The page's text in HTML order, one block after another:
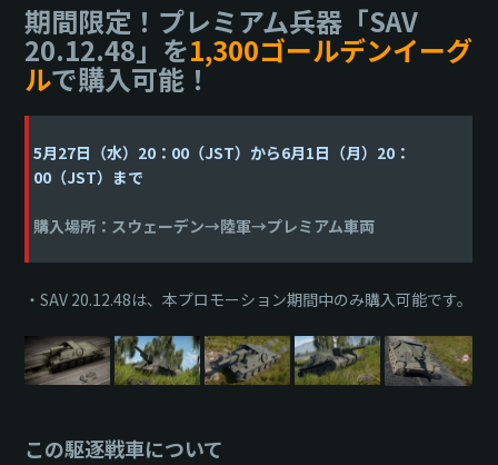
期間限定！プレミアム兵器「SAV
20.12.48」を1,300ゴールデンイーグ
ルで購入可能！
5月27日（水）20：00（JST）から6月1日（月）20：
00（JST）まで
購入場所：スウェーデン→陸軍→プレミアム車両
・SAV 20.12.48は、本プロモーション期間中のみ購入可能です。
この駆逐戦車について